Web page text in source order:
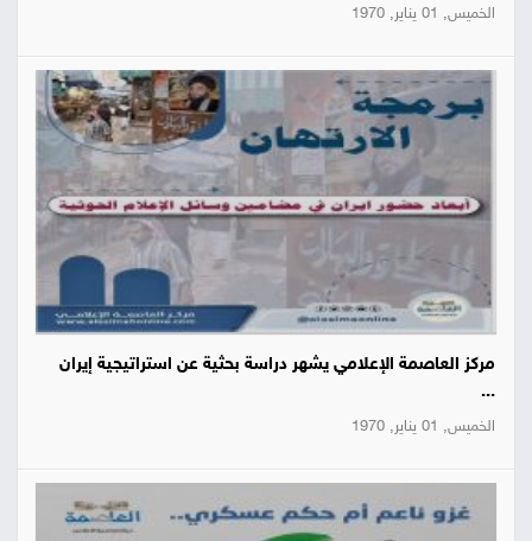
الخميس, 01 يناير, 1970
مركز العاصمة الإعلامي يشهر دراسة بحثية عن استراتيجية إيران
...
الخميس, 01 يناير, 1970